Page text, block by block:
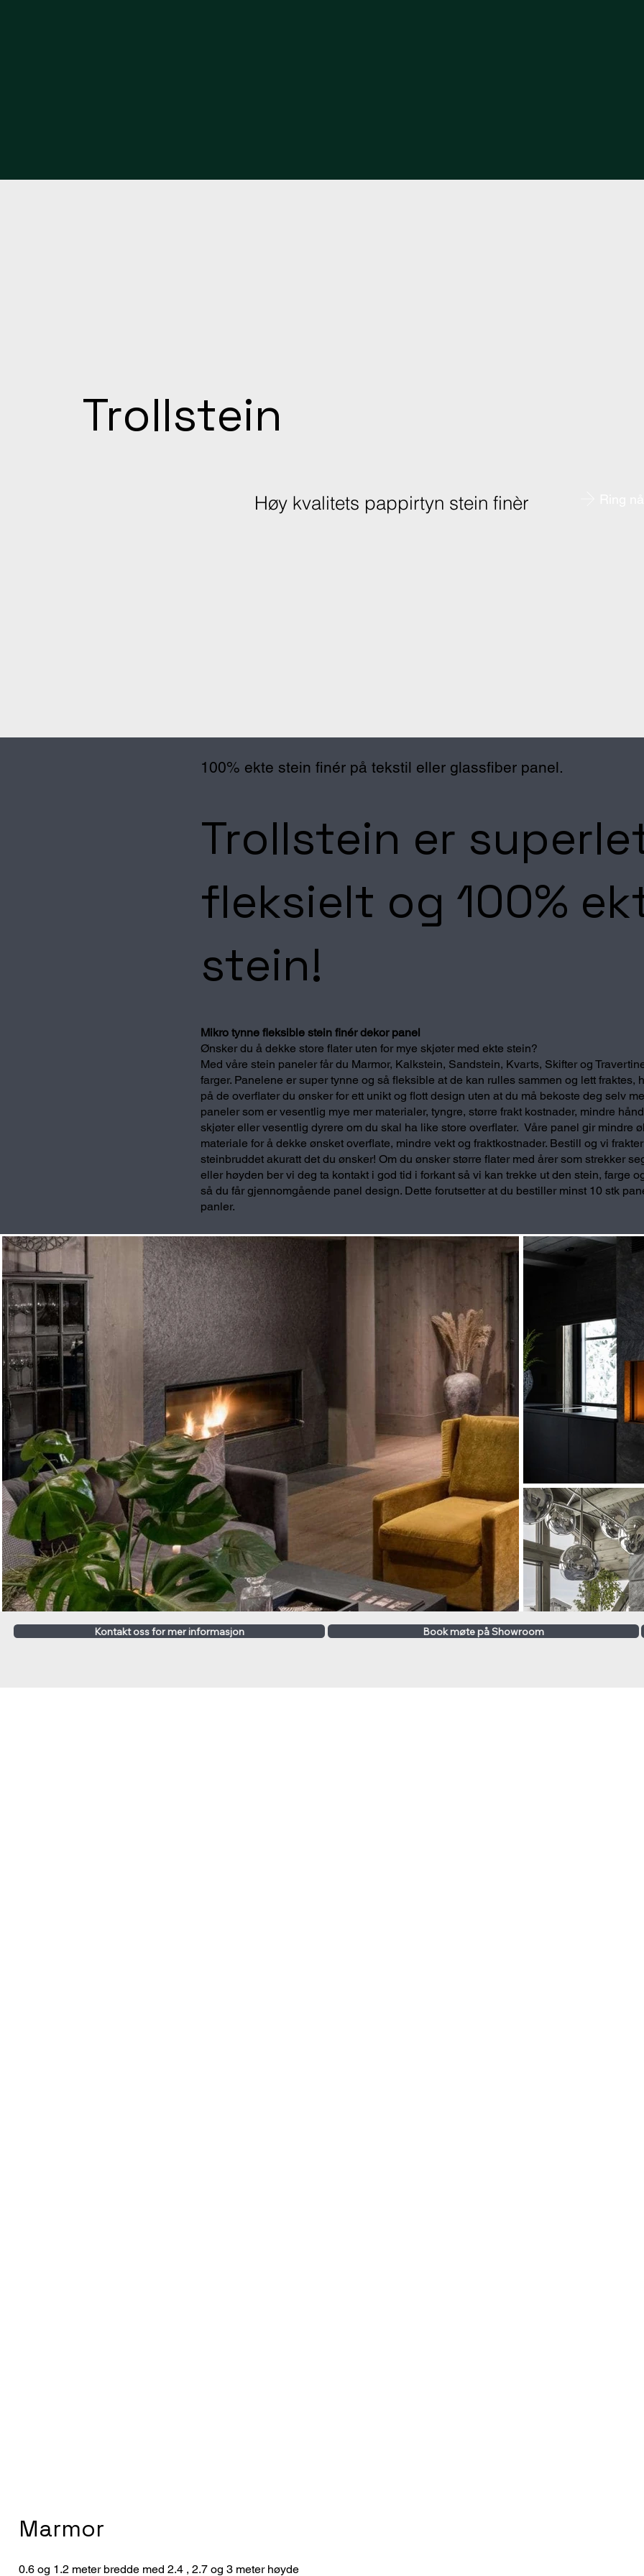
Høy kvalitets pappirtyn stein finèr
Trollstein
100% ekte stein finér på tekstil eller glassfiber panel.
Trollstein er
fleksielt og 100%
stein!
Mikro tynne fleksible stein finér dekor panel
Ønsker du å dekke store flater uten for mye skjøter med ekte stein?
Med våre stein paneler får du Marmor, Kalkstein, Sandstein, Kvarts, Skifter og
farger. Panelene er super tynne og så fleksible at de kan rulles sammen og lett fraktes,
på de overflater du ønsker for ett unikt og flott design uten at du må bekoste deg selv
paneler som er vesentlig mye mer materialer, tyngre, større frakt kostnader, mindre
skjøter eller vesentlig dyrere om du skal ha like store overflater. Våre panel gir mindre
materiale for å dekke ønsket overflate, mindre vekt og fraktkostnader. Bestill og vi
steinbruddet akuratt det du ønsker! Om du ønsker større flater med årer som strekker
eller høyden ber vi deg ta kontakt i god tid i forkant så vi kan trekke ut den stein, farge
så du får gjennomgående panel design. Dette forutsetter at du bestiller minst 10 stk
panler.
Book møte på Showroom
Kontakt oss for mer informasjon
0.6 og 1.2 meter bredde med 2.4 , 2.7 og 3 meter høyde
Marmor